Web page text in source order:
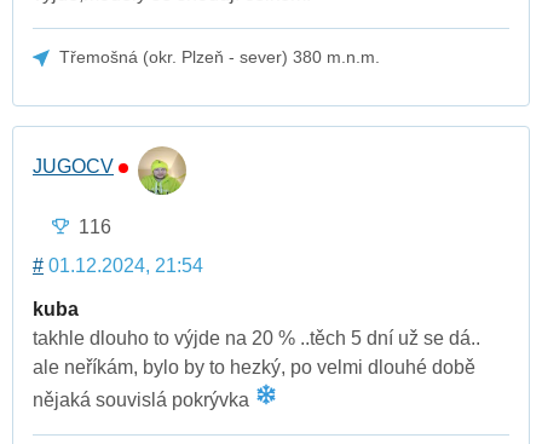
Třemošná (okr. Plzeň - sever) 380 m.n.m.
JUGOCV
116
# 01.12.2024, 21:54
kuba
takhle dlouho to výjde na 20 % ..těch 5 dní už se dá..
ale neříkám, bylo by to hezký, po velmi dlouhé době
nějaká souvislá pokrývka